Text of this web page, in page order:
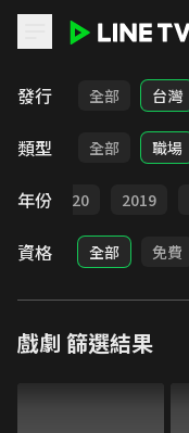
發行 全部 台灣
類型 全部 職場
年份 2020 2019
資格 全部 免費
戲劇 篩選結果